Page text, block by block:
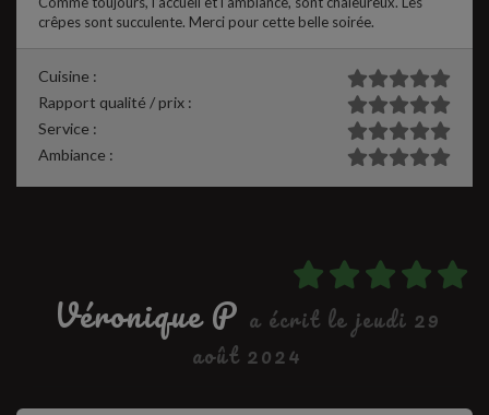
crêpes sont succulente. Merci pour cette belle soirée.
Cuisine :
Rapport qualité / prix :
Service :
Ambiance :
Véronique P a écrit le jeudi 29
août 2024